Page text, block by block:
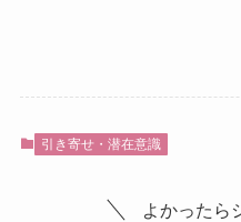
引き寄せ・潜在意識
よかったら